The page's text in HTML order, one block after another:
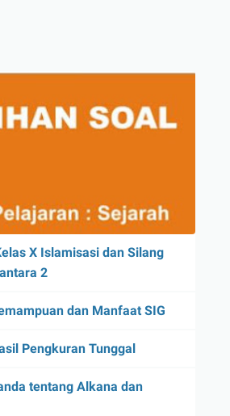
X Islamisasi dan Silang
2
dan Manfaat SIG
Pengkuran Tunggal
tentang Alkana dan